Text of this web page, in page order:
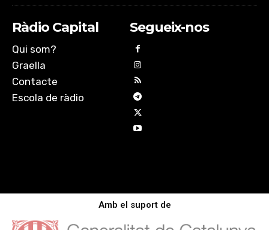
Ràdio Capital
Qui som?
Graella
Contacte
Escola de ràdio
Segueix-nos
Amb el suport de